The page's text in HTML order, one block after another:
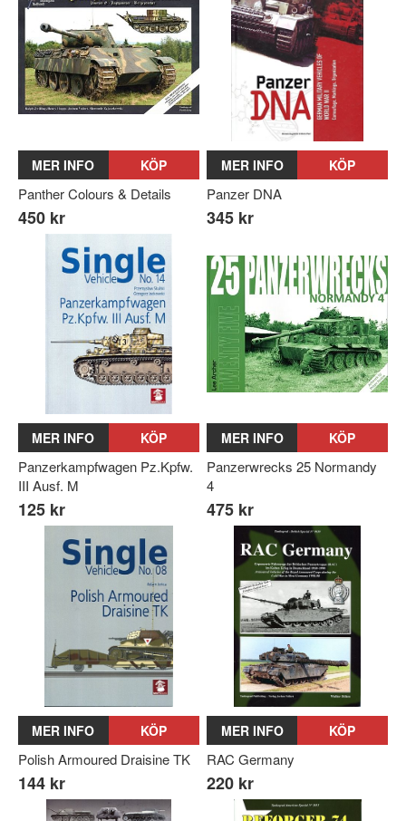
MER INFO KÖP
Panther Colours & Details
450 kr
MER INFO KÖP
Panzer DNA
345 kr
MER INFO KÖP
Panzerkampfwagen Pz.Kpfw.
III Ausf. M
125 kr
MER INFO KÖP
Panzerwrecks 25 Normandy
4
475 kr
MER INFO KÖP
Polish Armoured Draisine TK
144 kr
MER INFO KÖP
RAC Germany
220 kr